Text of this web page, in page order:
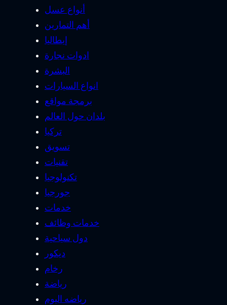
أنواع عسل
أهم التمارين
إيطاليا
ادوات نجارة
البشرة
انواع السيارات
برمجة مواقع
بلدان حول العالم
تركيا
تسويق
تقنيات
تكنولوجيا
جورجيا
خدمات
خدمات وظائف
دول سياحية
ديكور
رخام
رياضة
رياضه اليوم